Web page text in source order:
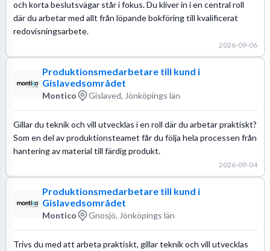
och korta beslutsvägar står i fokus. Du kliver in i en central roll
där du arbetar med allt från löpande bokföring till kvalificerat
redovisningsarbete.
2026-09-06
Produktionsmedarbetare till kund i
Gislavedsområdet
Montico Gislaved, Jönköpings län
Gillar du teknik och vill utvecklas i en roll där du arbetar praktiskt?
Som en del av produktionsteamet får du följa hela processen från
hantering av material till färdig produkt.
2026-09-04
Produktionsmedarbetare till kund i
Gislavedsområdet
Montico Gnosjö, Jönköpings län
Trivs du med att arbeta praktiskt, gillar teknik och vill utvecklas